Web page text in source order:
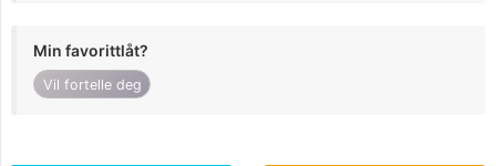
Min favorittlåt?
Vil fortelle deg